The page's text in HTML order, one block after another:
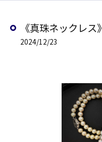
《真珠ネックレス》
2024/12/23